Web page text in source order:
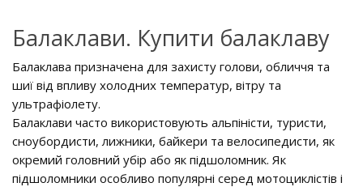
Балаклави. Купити балаклаву
Балаклава призначена для захисту голови, обличчя та
шиї від впливу холодних температур, вітру та
ультрафіолету.
Балаклави часто використовують альпіністи, туристи,
сноубордисти, лижники, байкери та велосипедисти, як
окремий головний убір або як підшоломник. Як
підшоломники особливо популярні серед мотоциклістів і